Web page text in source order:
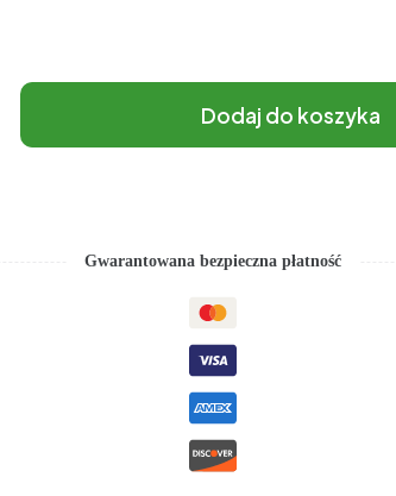
Dodaj do koszyka
Gwarantowana bezpieczna płatność